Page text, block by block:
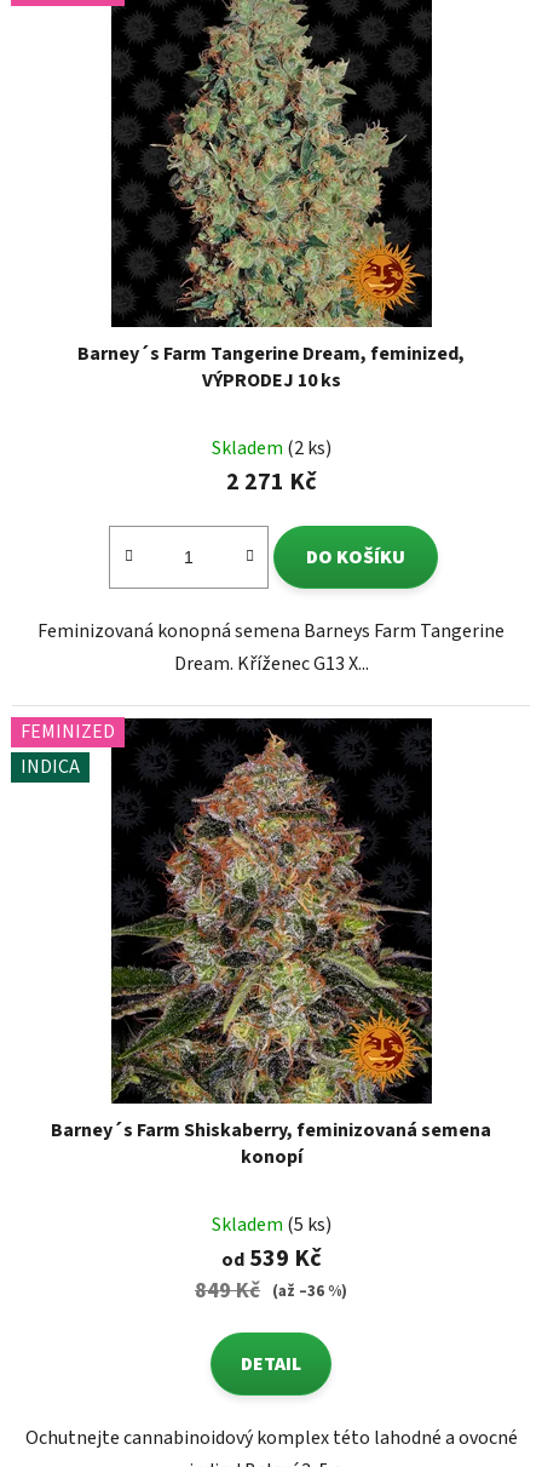
Barney´s Farm Tangerine Dream, feminized,
VÝPRODEJ 10 ks
Skladem (2 ks)
2 271 Kč
DO KOŠÍKU
Feminizovaná konopná semena Barneys Farm Tangerine
Dream. Kříženec G13 X...
FEMINIZED
INDICA
Barney´s Farm Shiskaberry, feminizovaná semena
konopí
Skladem (5 ks)
od539 Kč
849 Kč (až –36 %)
DETAIL
Ochutnejte cannabinoidový komplex této lahodné a ovocné